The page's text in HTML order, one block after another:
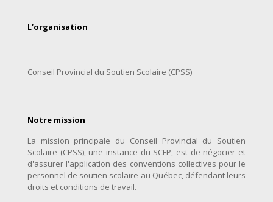
L’organisation
Conseil Provincial du Soutien Scolaire (CPSS)
Notre mission
La mission principale du Conseil Provincial du Soutien
Scolaire (CPSS), une instance du SCFP, est de négocier et
d'assurer l'application des conventions collectives pour le
personnel de soutien scolaire au Québec, défendant leurs
droits et conditions de travail.